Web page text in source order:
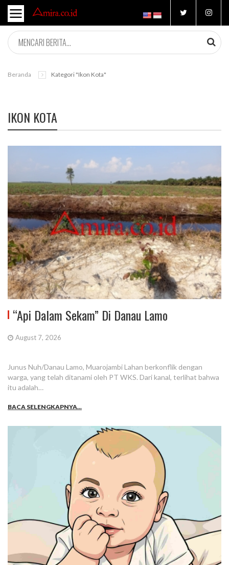
Beranda Kategori "ikon Kota"
IKON KOTA
“Api Dalam Sekam” Di Danau Lamo
August 7, 2026
Junus Nuh/Danau Lamo, Muarojambi Lahan berkonflik dengan
warga, yang telah ditanami oleh PT WKS. Dari kanal, terlihat bahwa
itu adalah…
BACA SELENGKAPNYA...